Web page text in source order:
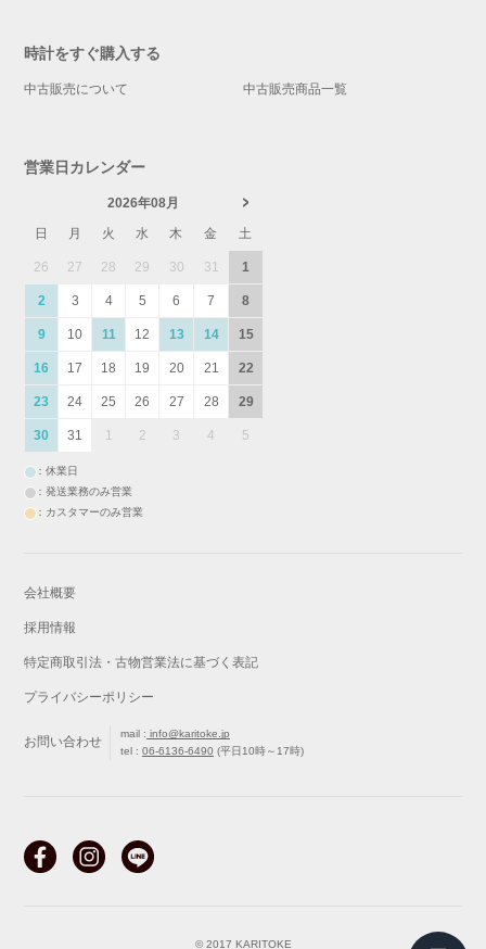
時計をすぐ購入する
中古販売について 中古販売商品一覧
営業日カレンダー
2026年08月
日
月 火 水 木 金 土
26 27 28 29 30 31 1
2 3 4 5 6 7 8
9 10 11 12 13 14 15
16 17 18 19 20 21 22
23 24 25 26 27 28 29
30 31 1 2 3 4 5
：休業日
：発送業務のみ営業
：カスタマーのみ営業
会社概要
採用情報
特定商取引法・古物営業法に基づく表記
プライバシーポリシー
お問い合わせ
mail : info@karitoke.jp
tel :06-6136-6490 (平日10時～17時)
© 2017 KARITOKE